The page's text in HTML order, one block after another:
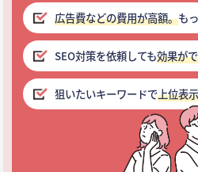
広告費などの費用が高額。も
SEO対策を依頼しても効果が
狙いたいキーワードで上位表